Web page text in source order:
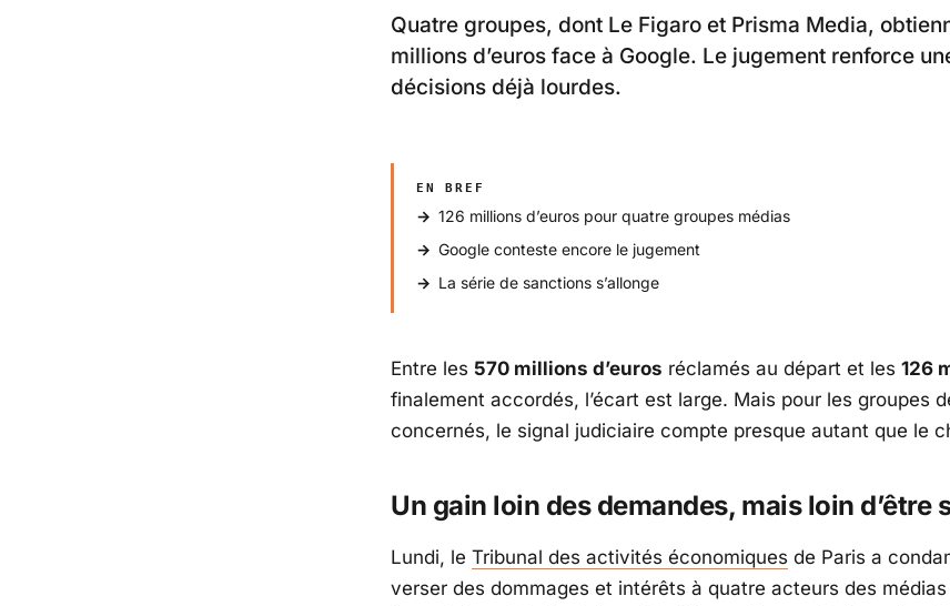
Quatre groupes, dont Le Figaro et Prisma Media,
millions d’euros face à Google. Le jugement renforce
décisions déjà lourdes.
EN BREF
126 millions d’euros pour quatre groupes médias
Google conteste encore le jugement
La série de sanctions s’allonge
Entre les 570 millions d’euros réclamés au départ et les 126
finalement accordés, l’écart est large. Mais pour les groupes
concernés, le signal judiciaire compte presque autant que le
Un gain loin des demandes, mais loin d’être
Lundi, le Tribunal des activités économiques de Paris a
verser des dommages et intérêts à quatre acteurs des